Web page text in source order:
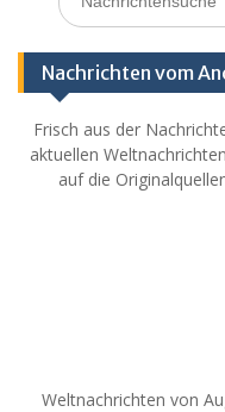
for:
Nachrichten vom
Frisch aus der
aktuellen
auf die
Weltnachrichten von